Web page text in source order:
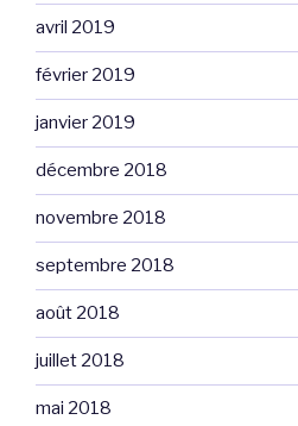
avril 2019
février 2019
janvier 2019
décembre 2018
novembre 2018
septembre 2018
août 2018
juillet 2018
mai 2018